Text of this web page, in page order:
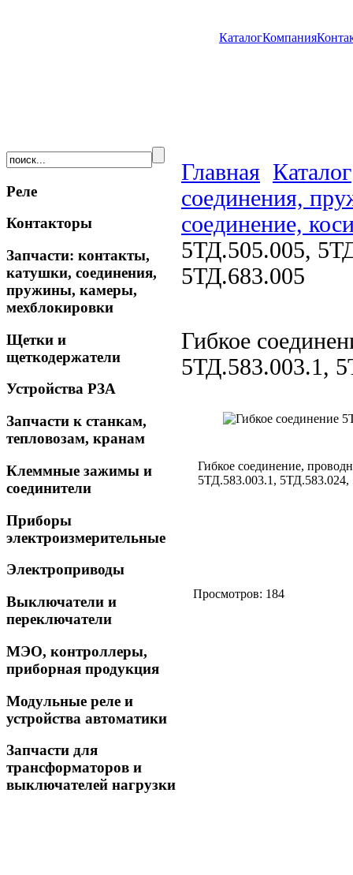
КаталогКомпания
Реле
Контакторы
Запчасти: контакты,
катушки, соединения,
пружины, камеры,
мехблокировки
Щетки и
щеткодержатели
Устройства РЗА
Запчасти к станкам,
тепловозам, кранам
Клеммные зажимы и
соединители
Приборы
электроизмерительные
Электроприводы
Выключатели и
переключатели
МЭО, контроллеры,
приборная продукция
Модульные реле и
устройства автоматики
Запчасти для
трансформаторов и
выключателей нагрузки
Главная Каталог
соединения,
соединение,
5ТД.505.005,
5ТД.683.005
Гибкое
5ТД.583.003.1,
Гибкое соединение,
5ТД.583.003.1,
Просмотров: 184